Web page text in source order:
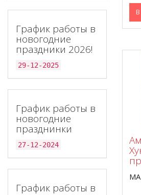
График работы в
новогодние
праздники 2026!
29-12-2025
График работы в
новогодние
празднинки
27-12-2024
График работы в